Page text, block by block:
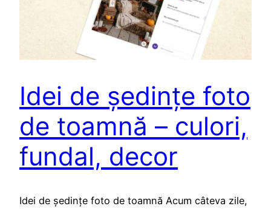
Idei de ședințe foto
de toamnă – culori,
fundal, decor
Idei de ședințe foto de toamnă Acum câteva zile,